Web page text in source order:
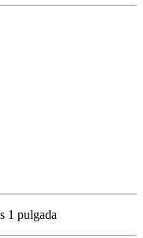
1 pulgada